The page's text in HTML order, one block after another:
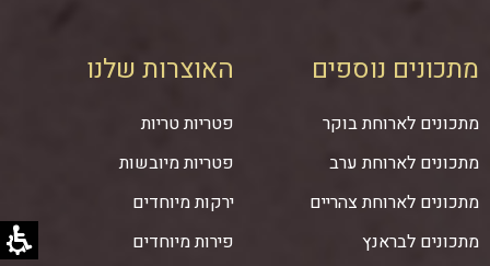
מתכונים נוספים
מתכונים לארוחת בוקר
מתכונים לארוחת ערב
מתכונים לארוחת צהריים
מתכונים לבראנץ
האוצרות שלנו
פטריות טריות
פטריות מיובשות
ירקות מיוחדים
פירות מיוחדים